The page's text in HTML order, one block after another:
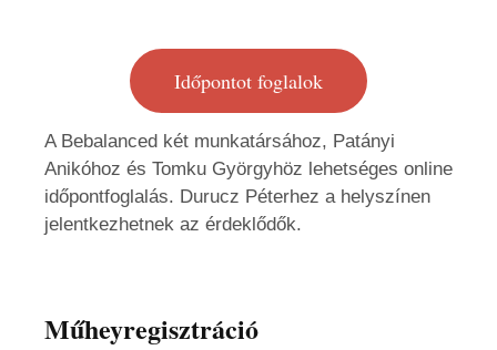
Időpontot foglalok
A Bebalanced két munkatársához, Patányi
Anikóhoz és Tomku Györgyhöz lehetséges online
időpontfoglalás. Durucz Péterhez a helyszínen
jelentkezhetnek az érdeklődők.
Műheyregisztráció